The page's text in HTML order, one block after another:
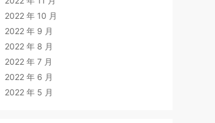
2022 年 10 月
2022 年 9 月
2022 年 8 月
2022 年 7 月
2022 年 6 月
2022 年 5 月